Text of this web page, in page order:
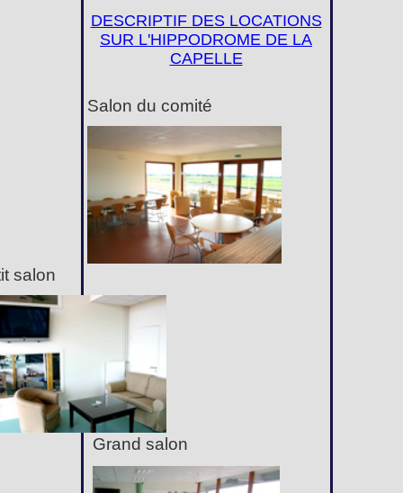
DESCRIPTIF DES LOCATIONS
SUR L'HIPPODROME DE LA
CAPELLE
Salon du comité
salon
Grand salon